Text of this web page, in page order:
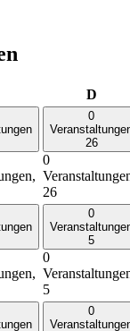
D
0
26
0
26
0
5
0
5
0